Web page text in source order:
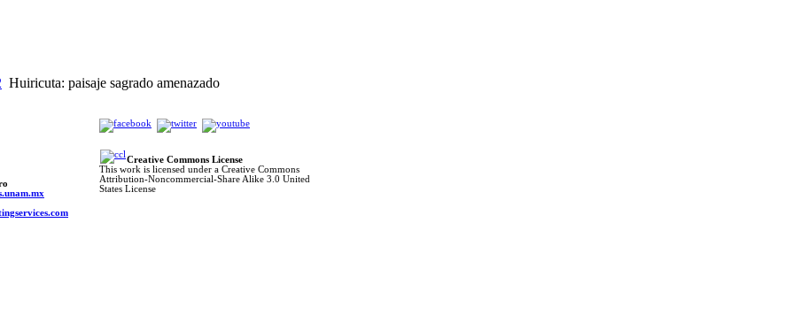
Huiricuta: paisaje sagrado amenazado
Creative Commons License
This work is licensed under a Creative Commons
Attribution-Noncommercial-Share Alike 3.0 United
States License